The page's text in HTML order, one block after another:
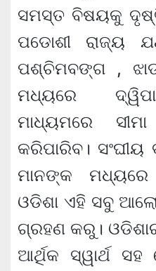
ସମସ୍ତ ବିଷୟକୁ
ପଡୋଶୀ ରାଜ୍ୟ
ପଶ୍ଚିମବଙ୍ଗ ,
ମଧ୍ୟରେ
ମାଧ୍ୟମରେ
କରିପାରିବ। ସଂଘୀୟ
ମାନଙ୍କ ମଧ୍ୟରେ
ଓଡିଶା ଏହି ସବୁ
ଗ୍ରହଣ କରୁ।
ଆର୍ଥିକ ସ୍ୱାର୍ଥ